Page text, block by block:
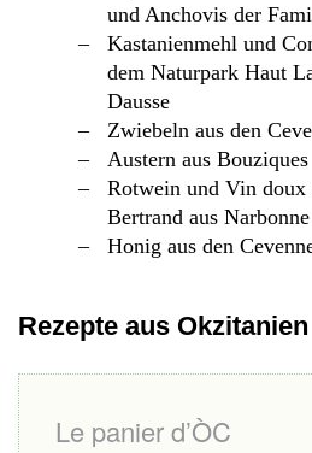
und Anchovis der
Kastanienmehl und
dem Naturpark Haut
Dausse
Zwiebeln aus den
Austern aus Bouziques
Rotwein und Vin doux
Bertrand aus Narbonne
Honig aus den
Rezepte aus Okzitanien
Le panier d’ÒC